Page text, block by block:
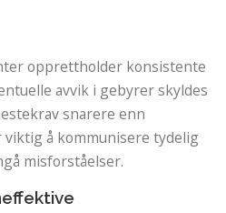
opprettholder konsistente
avvik i gebyrer skyldes
snarere enn
å kommunisere tydelig
misforståelser.